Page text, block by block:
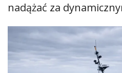
nadążać za